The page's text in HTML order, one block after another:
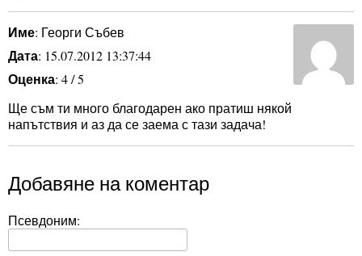
Име: Георги Събев
Дата: 15.07.2012 13:37:44
Оценка: 4 / 5
Ще съм ти много благодарен ако пратиш някой
напътствия и аз да се заема с тази задача!
Добавяне на коментар
Псевдоним: